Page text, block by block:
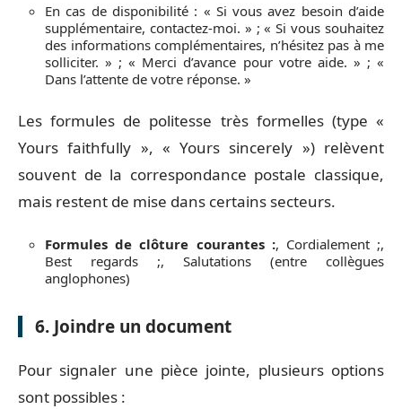
En cas de disponibilité : « Si vous avez besoin d’aide
supplémentaire, contactez-moi. » ; « Si vous souhaitez
des informations complémentaires, n’hésitez pas à me
solliciter. » ; « Merci d’avance pour votre aide. » ; «
Dans l’attente de votre réponse. »
Les formules de politesse très formelles (type «
Yours faithfully », « Yours sincerely ») relèvent
souvent de la correspondance postale classique,
mais restent de mise dans certains secteurs.
Formules de clôture courantes :, Cordialement ;,
Best regards ;, Salutations (entre collègues
anglophones)
6. Joindre un document
Pour signaler une pièce jointe, plusieurs options
sont possibles :